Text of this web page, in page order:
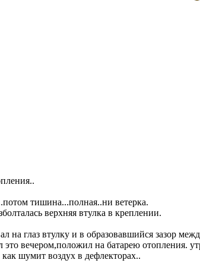
тишина...полная..ни ветерка.
верхняя втулка в креплении.
на глаз втулку и в образовавшийся зазор
вечером,положил на батарею отопления.
шумит воздух в дефлекторах..